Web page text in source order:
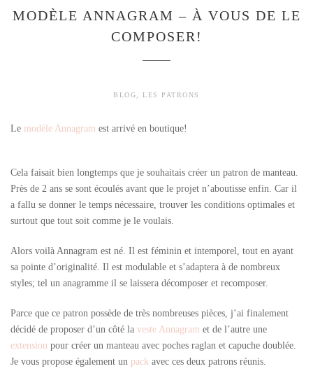
MODÈLE ANNAGRAM – À VOUS DE LE
COMPOSER!
BLOG ,LES PATRONS
Le modèle Annagram est arrivé en boutique!
Cela faisait bien longtemps que je souhaitais créer un patron de manteau.
Près de 2 ans se sont écoulés avant que le projet n’aboutisse enfin. Car il
a fallu se donner le temps nécessaire, trouver les conditions optimales et
surtout que tout soit comme je le voulais.
Alors voilà Annagram est né. Il est féminin et intemporel, tout en ayant
sa pointe d’originalité. Il est modulable et s’adaptera à de nombreux
styles; tel un anagramme il se laissera décomposer et recomposer.
Parce que ce patron possède de très nombreuses pièces, j’ai finalement
décidé de proposer d’un côté la veste Annagram et de l’autre une
extension pour créer un manteau avec poches raglan et capuche doublée.
Je vous propose également un pack avec ces deux patrons réunis.